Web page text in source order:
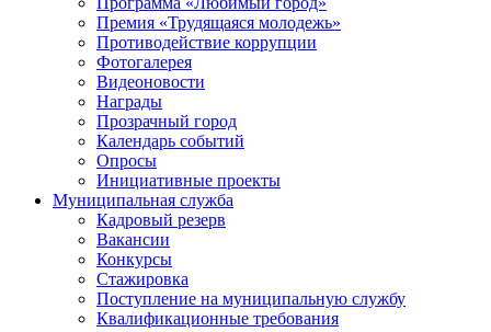
Премия «Трудящаяся молодежь»
Противодействие коррупции
Фотогалерея
Видеоновости
Награды
Прозрачный город
Календарь событий
Опросы
Инициативные проекты
Муниципальная служба
Кадровый резерв
Вакансии
Конкурсы
Стажировка
Поступление на муниципальную службу
Квалификационные требования